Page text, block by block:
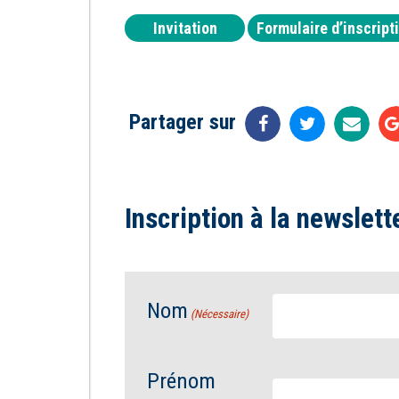
Invitation Formulaire
Partager sur
Inscription à la
Nom (Nécessaire)
Prénom